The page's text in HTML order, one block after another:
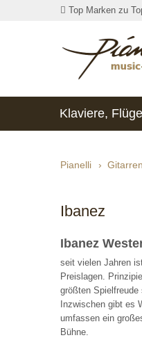
Top Marken zu
Klaviere,
Pianelli ›
Ibanez
Ibanez
seit vielen Jahren
Preislagen.
größten
Inzwischen gibt es
umfassen ein
Bühne.